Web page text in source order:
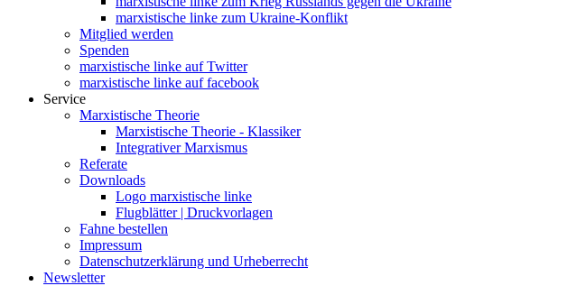
marxistische linke zum Ukraine-Konflikt
Mitglied werden
Spenden
marxistische linke auf Twitter
marxistische linke auf facebook
Service
Marxistische Theorie
Marxistische Theorie - Klassiker
Integrativer Marxismus
Referate
Downloads
Logo marxistische linke
Flugblätter | Druckvorlagen
Fahne bestellen
Impressum
Datenschutzerklärung und Urheberrecht
Newsletter